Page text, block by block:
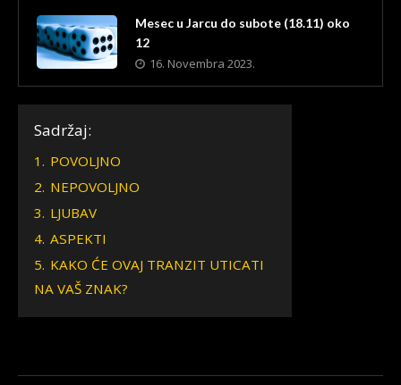
Mesec u Jarcu do subote (18.11) oko
12
16. Novembra 2023.
Sadržaj:
1. POVOLJNO
2. NEPOVOLJNO
3. LJUBAV
4. ASPEKTI
5. KAKO ĆE OVAJ TRANZIT UTICATI
NA VAŠ ZNAK?